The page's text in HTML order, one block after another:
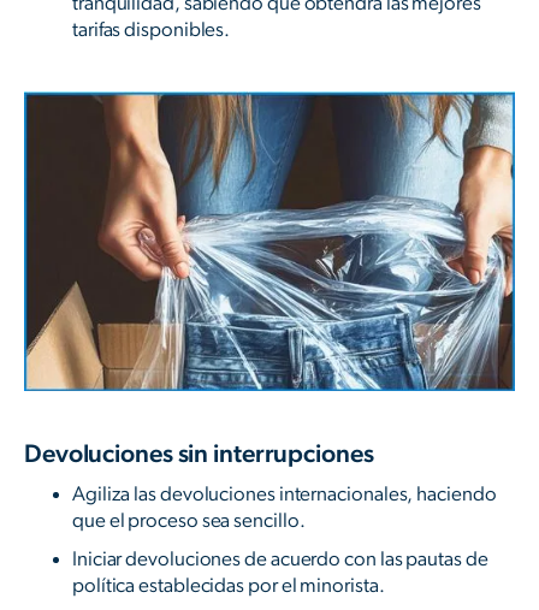
tarifas disponibles.
Devoluciones sin interrupciones
Agiliza las devoluciones internacionales, haciendo
que el proceso sea sencillo.
Iniciar devoluciones de acuerdo con las pautas de
política establecidas por el minorista.